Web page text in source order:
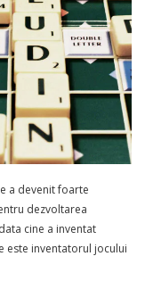
a devenit foarte
dezvoltarea
cine a inventat
este inventatorul jocului